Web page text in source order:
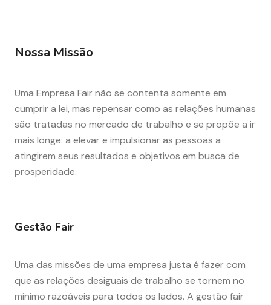
Nossa Missão
Uma Empresa Fair não se contenta somente em
cumprir a lei, mas repensar como as relações humanas
são tratadas no mercado de trabalho e se propõe a ir
mais longe: a elevar e impulsionar as pessoas a
atingirem seus resultados e objetivos em busca de
prosperidade.
Gestão Fair
Uma das missões de uma empresa justa é fazer com
que as relações desiguais de trabalho se tornem no
mínimo razoáveis para todos os lados. A gestão fair